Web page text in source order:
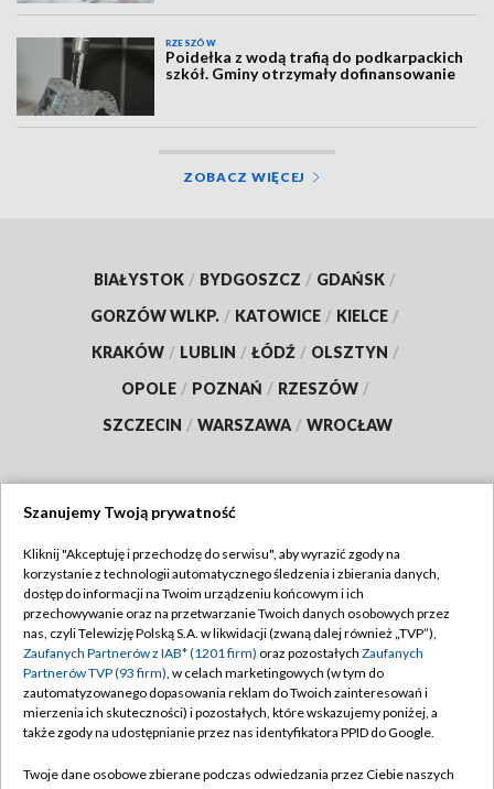
RZESZÓW
Poidełka z wodą trafią do podkarpackich
szkół. Gminy otrzymały dofinansowanie
ZOBACZ WIĘCEJ
BIAŁYSTOK / BYDGOSZCZ / GDAŃSK /
GORZÓW WLKP. / KATOWICE / KIELCE /
KRAKÓW / LUBLIN / ŁÓDŹ / OLSZTYN /
OPOLE / POZNAŃ / RZESZÓW /
SZCZECIN / WARSZAWA / WROCŁAW
TVP
Abonament TVP
Emisja w TVP
Centrum informacji TVP
Naziemna Telewizja Cyfrowa
Regulamin TVP
Polityka prywatności
Moje zgody
Pomoc
Szanujemy Twoją prywatność
Kliknij "Akceptuję i przechodzę do serwisu", aby wyrazić zgody na
korzystanie z technologii automatycznego śledzenia i zbierania danych,
dostęp do informacji na Twoim urządzeniu końcowym i ich
przechowywanie oraz na przetwarzanie Twoich danych osobowych przez
nas, czyli Telewizję Polską S.A. w likwidacji (zwaną dalej również „TVP”),
Zaufanych Partnerów z IAB* (1201 firm) oraz pozostałych Zaufanych
Partnerów TVP (93 firm), w celach marketingowych (w tym do
zautomatyzowanego dopasowania reklam do Twoich zainteresowań i
mierzenia ich skuteczności) i pozostałych, które wskazujemy poniżej, a
także zgody na udostępnianie przez nas identyfikatora PPID do Google.
Twoje dane osobowe zbierane podczas odwiedzania przez Ciebie naszych